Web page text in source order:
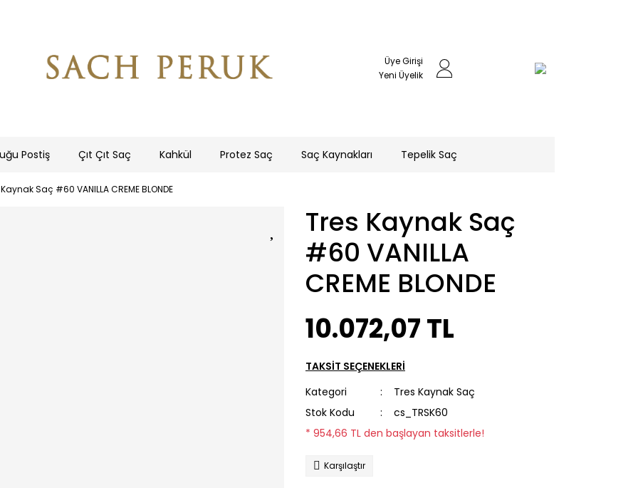
Üye Girişi
Yeni Üyelik
Postiş Çıt Çıt Saç Kahkül Protez Saç Saç Kaynakları Tepelik Saç
Saç #60 VANILLA CREME BLONDE
Tres Kaynak Saç
#60 VANILLA
CREME BLONDE
10.072,07 TL
TAKSİT SEÇENEKLERİ
Kategori
Tres Kaynak Saç
Stok Kodu
cs_TRSK60
* 954,66 TL den başlayan taksitlerle!
Karşılaştır